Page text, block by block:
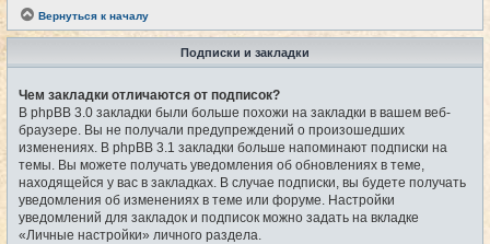
Вернуться к началу
Подписки и закладки
Чем закладки отличаются от подписок?
В phpBB 3.0 закладки были больше похожи на закладки в вашем веб-
браузере. Вы не получали предупреждений о произошедших
изменениях. В phpBB 3.1 закладки больше напоминают подписки на
темы. Вы можете получать уведомления об обновлениях в теме,
находящейся у вас в закладках. В случае подписки, вы будете получать
уведомления об изменениях в теме или форуме. Настройки
уведомлений для закладок и подписок можно задать на вкладке
«Личные настройки» личного раздела.